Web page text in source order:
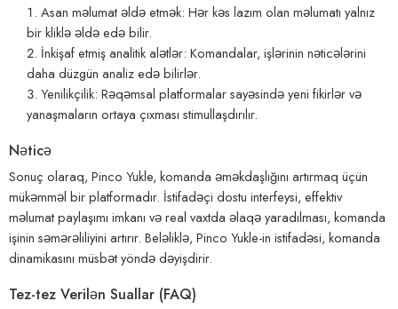
Asan məlumat əldə etmək: Hər kəs lazım olan məlumatı yalnız
bir kliklə əldə edə bilir.
İnkişaf etmiş analitik alətlər: Komandalar, işlərinin nəticələrini
daha düzgün analiz edə bilirlər.
Yenilikçilik: Rəqəmsal platformalar sayəsində yeni fikirlər və
yanaşmaların ortaya çıxması stimullaşdırılır.
Nəticə
Sonuç olaraq, Pinco Yukle, komanda əməkdaşlığını artırmaq üçün
mükəmməl bir platformadır. İstifadəçi dostu interfeysi, effektiv
məlumat paylaşımı imkanı və real vaxtda əlaqə yaradılması, komanda
işinin səmərəliliyini artırır. Beləliklə, Pinco Yukle-in istifadəsi, komanda
dinamikasını müsbət yöndə dəyişdirir.
Tez-tez Verilən Suallar (FAQ)